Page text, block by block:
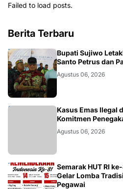
Failed to load posts.
Berita Terbaru
DAERAH
Bupati Sujiwo
Santo Petrus dan
Agustus 06, 2026
Kasus Emas Ilegal
Komitmen
Agustus 06, 2026
DAERAH
Semarak HUT RI
Gelar Lomba
Pegawai